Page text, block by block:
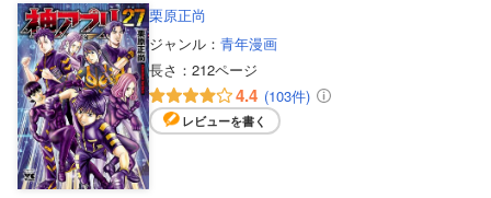
栗原正尚
ジャンル： 青年漫画
長さ： 212ページ
4.4 (103件)
レビューを書く